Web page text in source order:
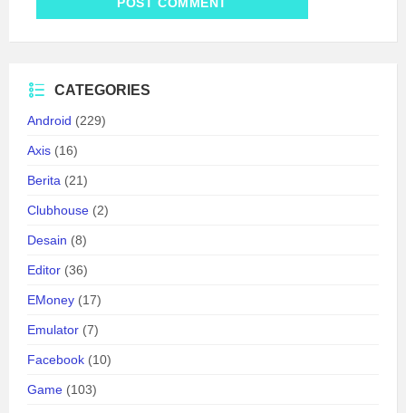
CATEGORIES
Android (229)
Axis (16)
Berita (21)
Clubhouse (2)
Desain (8)
Editor (36)
EMoney (17)
Emulator (7)
Facebook (10)
Game (103)